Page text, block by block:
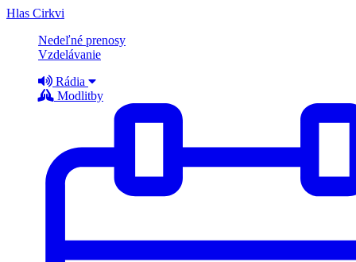
Hlas Cirkvi
Nedeľné prenosy
Vzdelávanie
Rádia
Modlitby